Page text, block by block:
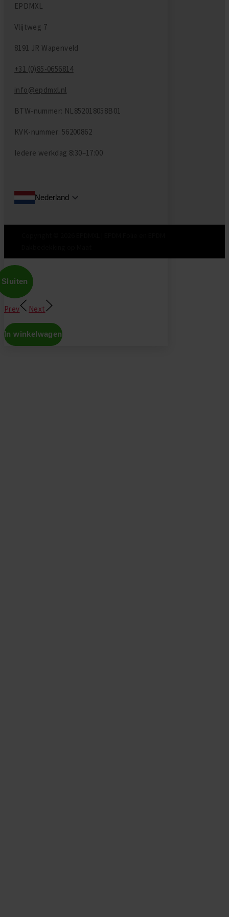
EPDMXL
Vlijtweg 7
8191 JR Wapenveld
+31 (0)85-0656814
info@epdmxl.nl
BTW-nummer: NL852018058B01
KVK-nummer: 56200862
Iedere werkdag 8:30–17:00
Nederland
Sluiten
Prev Next
In winkelwagen